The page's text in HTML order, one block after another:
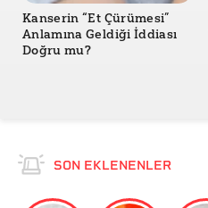
Kanserin “Et Çürümesi”
Anlamına Geldiği İddiası
Doğru mu?
SON EKLENENLER